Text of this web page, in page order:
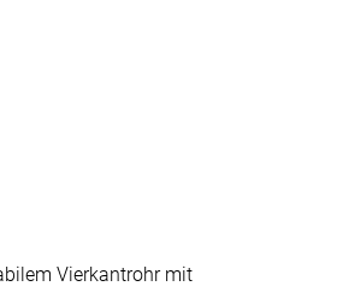
Vierkantrohr mit